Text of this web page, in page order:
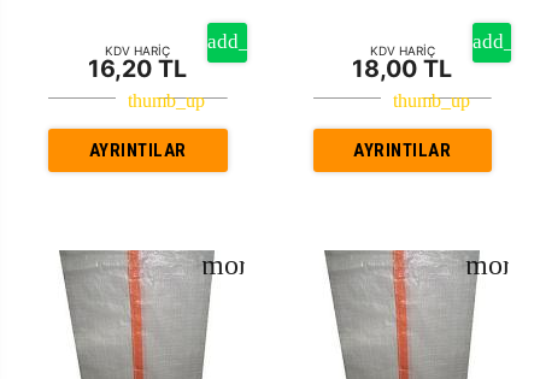
KDV HARİÇ
16,20 TL
AYRINTILAR
KDV HARİÇ
18,00 TL
AYRINTILAR